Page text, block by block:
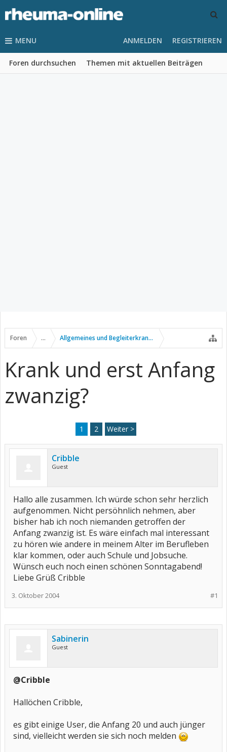
MENU
Foren durchsuchen Themen mit aktuellen Beiträgen
ANMELDEN REGISTRIEREN
Foren ... Allgemeines und Begleiterkrankungen
Krank und erst Anfang
zwanzig?
1 2 Weiter >
Cribble
Guest
Hallo alle zusammen. Ich würde schon sehr herzlich
aufgenommen. Nicht persöhnlich nehmen, aber
bisher hab ich noch niemanden getroffen der
Anfang zwanzig ist. Es wäre einfach mal interessant
zu hören wie andere in meinem Alter im Berufleben
klar kommen, oder auch Schule und Jobsuche.
Wünsch euch noch einen schönen Sonntagabend!
Liebe Grüß Cribble
#1
3. Oktober 2004
Sabinerin
Guest
@Cribble
Hallöchen Cribble,
es gibt einige User, die Anfang 20 und auch jünger
sind, vielleicht werden sie sich noch melden